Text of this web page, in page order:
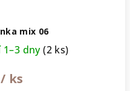
mix 06
1–3 dny(2 ks)
/ ks